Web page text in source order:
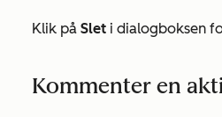
Klik på Slet i dialogboksen
Kommenter en